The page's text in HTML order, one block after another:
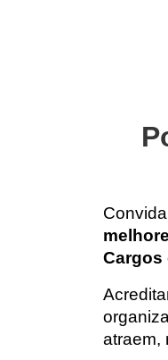
Cargos
atraem,